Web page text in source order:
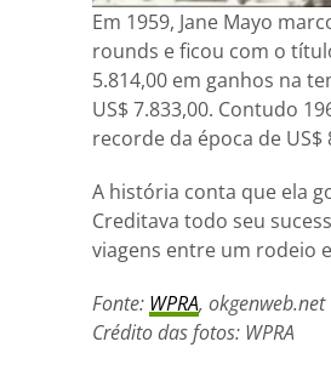
Em 1959, Jane Mayo
rounds e ficou com o
5.814,00 em ganhos na
US$ 7.833,00. Contudo
recorde da época de US$
A história conta que ela
Creditava todo seu
viagens entre um rodeio
Fonte: WPRA, okgenweb.net
Crédito das fotos: WPRA